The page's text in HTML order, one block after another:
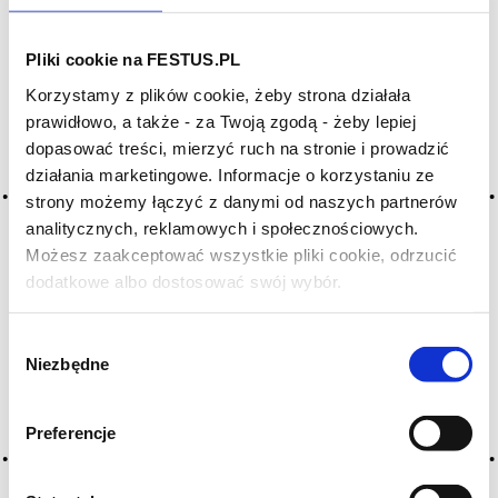
Pliki cookie na FESTUS.PL
Korzystamy z plików cookie, żeby strona działała
prawidłowo, a także - za Twoją zgodą - żeby lepiej
dopasować treści, mierzyć ruch na stronie i prowadzić
działania marketingowe. Informacje o korzystaniu ze
strony możemy łączyć z danymi od naszych partnerów
analitycznych, reklamowych i społecznościowych.
Możesz zaakceptować wszystkie pliki cookie, odrzucić
dodatkowe albo dostosować swój wybór.
zgody
Niezbędne
Preferencje
Czy masz ukończone 18 lat?
winnicach nie zostawia gołej ziemi między rzędami
chronią glebę i przyciągają pożyteczne owady.
Mantlerhof był jednym z pierwszych producentów w
regionie, którzy zaczęli tak prowadzić winnice, a
certyfikację organiczną otrzymał w 2009 roku. Wina są
świeże i wytrawne - z cytrusami, ziołami i mineralnym
akcentem. To czysty, austriacki styl: lekki, rześki i
znakomity do jedzenia.
Najczęstsze pytania:
Co oznacza „Ried Spiegel”?
konkretną parcelę. Spiegel to nazwa miejsca w